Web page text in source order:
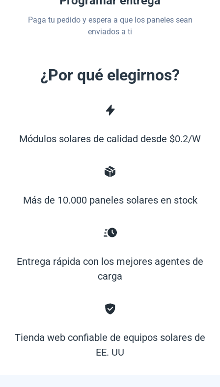
Paga tu pedido y espera a que los paneles sean
enviados a ti
¿Por qué elegirnos?
Módulos solares de calidad desde $0.2/W
Más de 10.000 paneles solares en stock
Entrega rápida con los mejores agentes de
carga
Tienda web confiable de equipos solares de
EE. UU